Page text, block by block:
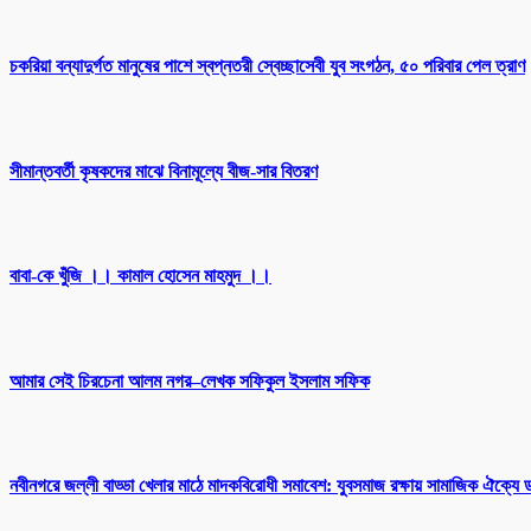
চকরিয়া বন্যাদুর্গত মানুষের পাশে স্বপ্নতরী স্বেচ্ছাসেবী যুব সংগঠন, ৫০ পরিবার পেল ত্রাণ
সীমান্তবর্তী কৃষকদের মাঝে বিনামূল্যে বীজ-সার বিতরণ
বাবা-কে খুঁজি ।। কামাল হোসেন মাহমুদ ।।
আমার সেই চিরচেনা আলম নগর–লেখক সফিকুল ইসলাম সফিক
নবীনগরে জল্লী বাড্ডা খেলার মাঠে মাদকবিরোধী সমাবেশ: যুবসমাজ রক্ষায় সামাজিক